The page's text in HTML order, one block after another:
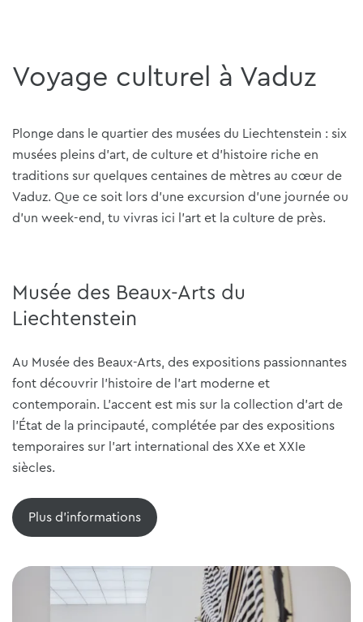
Voyage culturel à Vaduz
Plonge dans le quartier des musées du Liechtenstein : six
musées pleins d'art, de culture et d'histoire riche en
traditions sur quelques centaines de mètres au cœur de
Vaduz. Que ce soit lors d'une excursion d'une journée ou
d'un week-end, tu vivras ici l'art et la culture de près.
Musée des Beaux-Arts du
Liechtenstein
Au Musée des Beaux-Arts, des expositions passionnantes
font découvrir l'histoire de l'art moderne et
contemporain. L'accent est mis sur la collection d'art de
l'État de la principauté, complétée par des expositions
temporaires sur l'art international des XXe et XXIe
siècles.
Plus d'informations